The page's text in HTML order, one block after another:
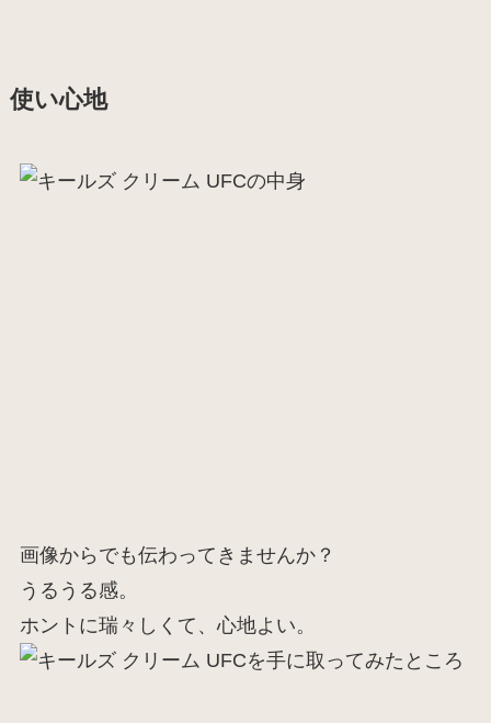
使い心地
画像からでも伝わってきませんか？
うるうる感。
ホントに瑞々しくて、心地よい。